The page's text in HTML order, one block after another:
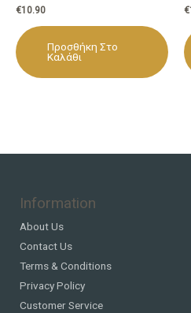
€10.90
Προσθήκη Στο
Καλάθι
€
Information
About Us
Contact Us
Terms & Conditions
Privacy Policy
Customer Service